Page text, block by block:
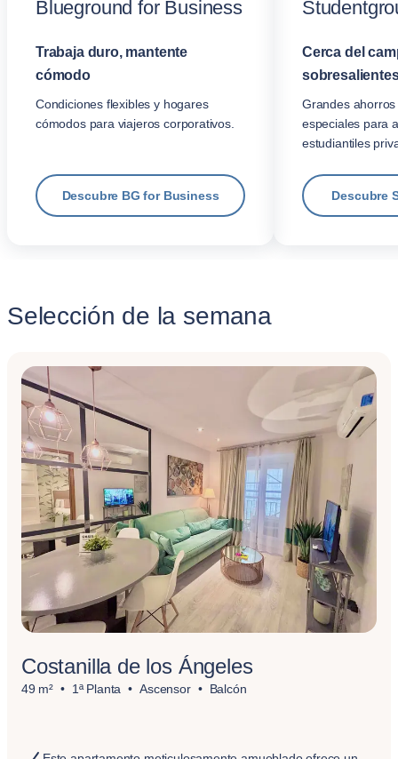
Blueground for Business
Trabaja duro, mantente
cómodo
Condiciones flexibles y hogares
cómodos para viajeros corporativos.
Descubre BG for Business
Cerca del
Grandes
especiales para
estudiantiles
Descubre
Selección de la semana
Costanilla de los Ángeles
49 m² 1ª Planta Ascensor Balcón